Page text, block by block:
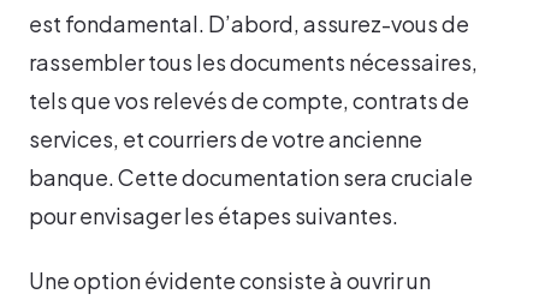
est fondamental. D’abord, assurez-vous de
rassembler tous les documents nécessaires,
tels que vos relevés de compte, contrats de
services, et courriers de votre ancienne
banque. Cette documentation sera cruciale
pour envisager les étapes suivantes.
Une option évidente consiste à ouvrir un